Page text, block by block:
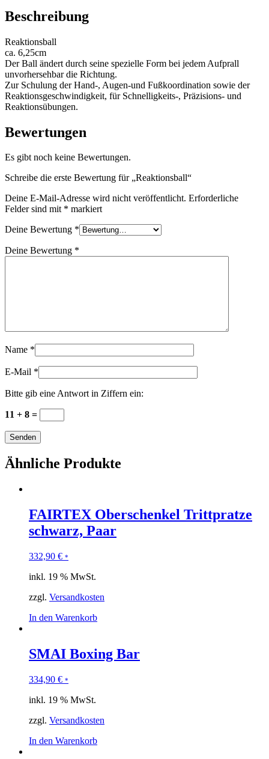
Beschreibung
Reaktionsball
ca. 6,25cm
Der Ball ändert durch seine spezielle Form bei jedem Aufprall
unvorhersehbar die Richtung.
Zur Schulung der Hand-, Augen-und Fußkoordination sowie der
Reaktionsgeschwindigkeit, für Schnelligkeits-, Präzisions- und
Reaktionsübungen.
Bewertungen
Es gibt noch keine Bewertungen.
Schreibe die erste Bewertung für „Reaktionsball“
Deine E-Mail-Adresse wird nicht veröffentlicht. Erforderliche
Felder sind mit * markiert
Deine Bewertung *
Deine Bewertung *
Name *
E-Mail *
Bitte gib eine Antwort in Ziffern ein:
11 + 8 =
Ähnliche Produkte
FAIRTEX Oberschenkel Trittpratze
schwarz, Paar
332,90 € *
inkl. 19 % MwSt.
zzgl. Versandkosten
In den Warenkorb
SMAI Boxing Bar
334,90 € *
inkl. 19 % MwSt.
zzgl. Versandkosten
In den Warenkorb